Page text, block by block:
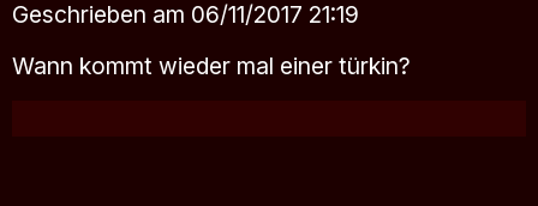
Geschrieben am 06/11/2017 21:19
Wann kommt wieder mal einer türkin?